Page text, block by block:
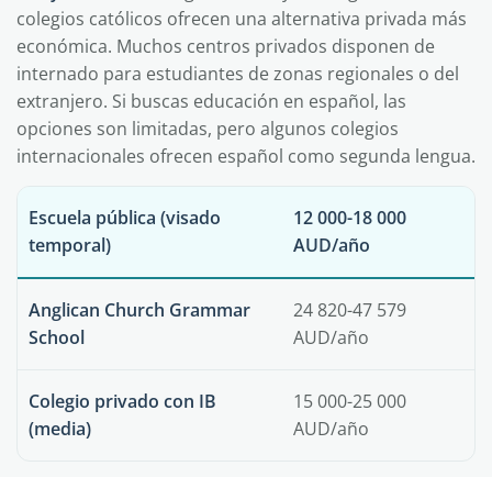
colegios católicos ofrecen una alternativa privada más
económica. Muchos centros privados disponen de
internado para estudiantes de zonas regionales o del
extranjero. Si buscas educación en español, las
opciones son limitadas, pero algunos colegios
internacionales ofrecen español como segunda lengua.
Escuela pública (visado
temporal)
12 000-18 000
AUD/año
Anglican Church Grammar
School
24 820-47 579
AUD/año
Colegio privado con IB
(media)
15 000-25 000
AUD/año